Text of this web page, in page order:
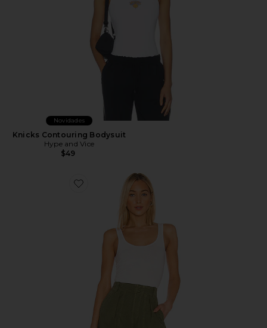
Novidades
Knicks Contouring Bodysuit
Hype and Vice
$49
Favorite Regata Longa Escovada Clássica